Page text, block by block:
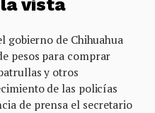
vista
gobierno de Chihuahua
pesos para comprar
y otros
de las policías
de prensa el secretario